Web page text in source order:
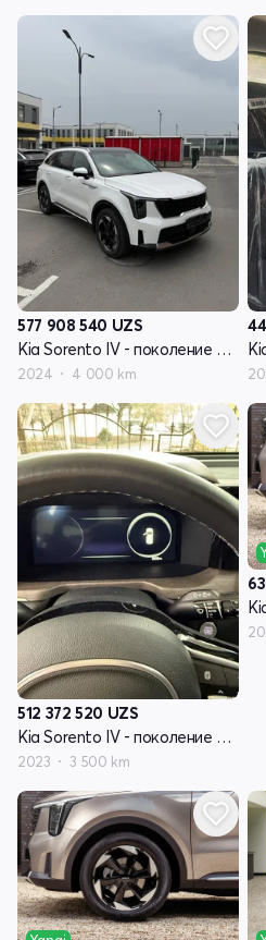
577 908 540 UZS
Kia Sorento IV - поколение рестайлинг
2024 4 000 km
512 372 520 UZS
Kia Sorento IV - поколение рестайлинг
2023 3 500 km